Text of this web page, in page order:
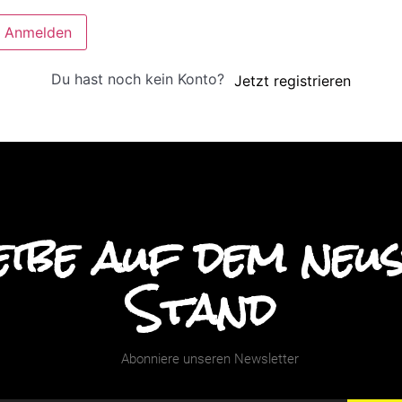
Anmelden
Du hast noch kein Konto? Jetzt registrieren
auf dem
Stand
Abonniere unseren Newsletter